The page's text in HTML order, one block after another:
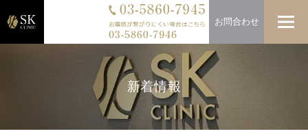
お問合わせ
新着情報